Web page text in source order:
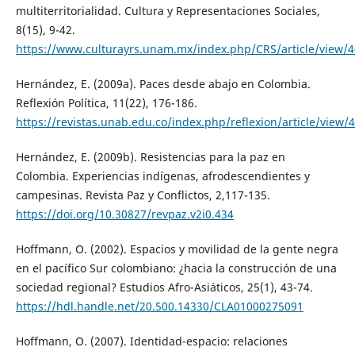
multiterritorialidad. Cultura y Representaciones Sociales,
8(15), 9-42.
https://www.culturayrs.unam.mx/index.php/CRS/article/view/
Hernández, E. (2009a). Paces desde abajo en Colombia.
Reflexión Política, 11(22), 176-186.
https://revistas.unab.edu.co/index.php/reflexion/article/view/
Hernández, E. (2009b). Resistencias para la paz en
Colombia. Experiencias indígenas, afrodescendientes y
campesinas. Revista Paz y Conflictos, 2,117-135.
https://doi.org/10.30827/revpaz.v2i0.434
Hoffmann, O. (2002). Espacios y movilidad de la gente negra
en el pacífico Sur colombiano: ¿hacia la construcción de una
sociedad regional? Estudios Afro-Asiáticos, 25(1), 43-74.
https://hdl.handle.net/20.500.14330/CLA01000275091
Hoffmann, O. (2007). Identidad-espacio: relaciones